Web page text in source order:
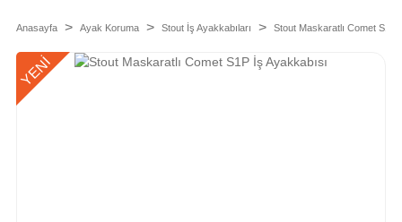
Anasayfa Ayak Koruma Stout İş Ayakkabıları Stout Maskaratlı Comet S1P
YENİ